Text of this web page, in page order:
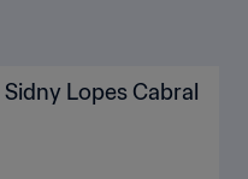
Lopes Cabral